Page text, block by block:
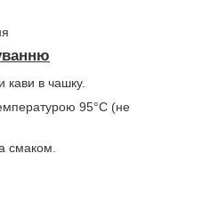
кави в чашку.
95°C (не
смаком.